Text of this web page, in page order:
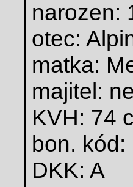
narozen:
otec:
matka:
majitel:
KVH: 74
bon. kód:
DKK: A